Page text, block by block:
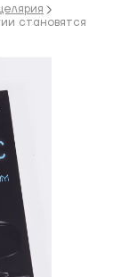
становятся